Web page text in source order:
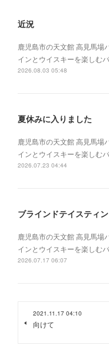
近況
鹿児島市の天文館 高見馬場
インとウイスキーを楽しむ
2026.08.03 05:48
夏休みに入りました
鹿児島市の天文館 高見馬場
インとウイスキーを楽しむ
2026.07.23 04:44
ブラインドテイスティ
鹿児島市の天文館 高見馬場
インとウイスキーを楽しむ
2026.07.17 06:07
2021.11.17 04:10
向けて